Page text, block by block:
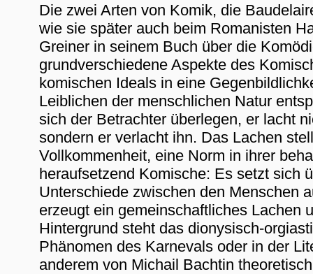
Die zwei Arten von Komik, die
wie sie später auch beim Romanisten
Greiner in seinem Buch über die
grundverschiedene Aspekte des
komischen Ideals in eine
Leiblichen der menschlichen Natur
sich der Betrachter überlegen, er lacht
sondern er verlacht ihn. Das Lachen
Vollkommenheit, eine Norm in ihrer
heraufsetzend Komische: Es setzt sich
Unterschiede zwischen den Menschen
erzeugt ein gemeinschaftliches Lachen
Hintergrund steht das dionysisch-
Phänomen des Karnevals oder in der
anderem von Michail Bachtin